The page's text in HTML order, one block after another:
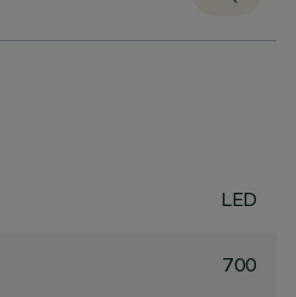
LED
700